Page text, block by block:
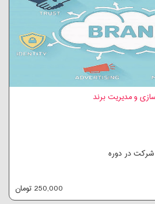
و مدیریت برند
شرکت در دوره
250,000 تومان